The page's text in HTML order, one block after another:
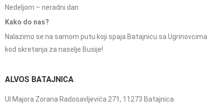
Nedeljom – neradni dan
Kako do nas?
Nalazimo se na samom putu koji spaja Batajnicu sa Ugrinovcima
kod skretanja za naselje Busije!
ALVOS BATAJNICA
Ul Majora Zorana Radosavljevića 271, 11273 Batajnica